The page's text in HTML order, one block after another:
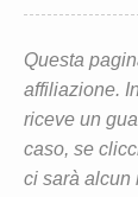
Questa
affiliazione.
riceve un
caso, se
ci sarà alcun